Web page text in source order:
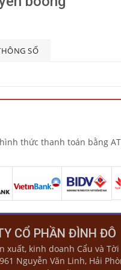
SỐ
thức thanh toán bằng
CỔ PHẦN ĐÌNH ĐÔ
xuất, kinh doanh Cẩu và Tời
Nguyễn Văn Linh, Hải